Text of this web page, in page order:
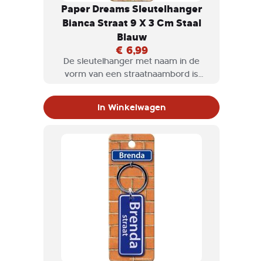
Paper Dreams Sleutelhanger
Bianca Straat 9 X 3 Cm Staal
Blauw
€ 6,99
De sleutelhanger met naam in de
vorm van een straatnaambord is
jezelf om te krijgen.
In Winkelwagen